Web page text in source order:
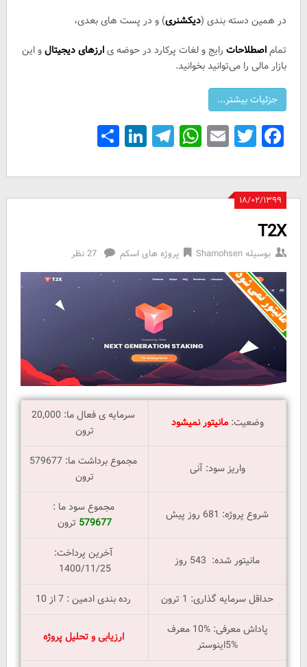
در همین دسته بندی (دیکشنری) و در پست های بعدی،
تماماصطلاحاترایج و لغات پرکارد در حوضه یارزهای دیجیتالو این
بازار مالی را می‌توانید بخوانید.
Facebook
Twitter
Email
WhatsApp
Telegram
LinkedIn
Share
۱۸/۰۲/۱۳۹۹
T2X
بوسیلهShamohsen پروژه های اسکم 27 نظر
وضعیت:مانیتور نمیشود
سرمایه ی فعال ما: 20,000
ترون
واریز سود: آنی
مجموع برداشت ما: 579677
ترون
شروع پروژه: 681 روز پیش
مجموع سود ما :
579677 ترون
مانیتور شده: 543 روز
آخرین پرداخت:
1400/11/25
حداقل سرمایه گذاری: 1 ترون
رده بندی ادمین : 7 از 10
پاداش معرفی: %10 معرف
%5اینوستر
ارزیابی و تحلیل پروژه